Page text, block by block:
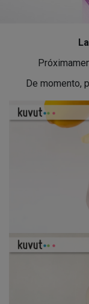
De momento,